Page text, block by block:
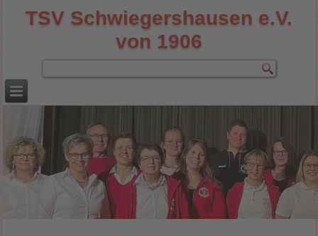
TSV Schwiegershausen e.V.
von 1906